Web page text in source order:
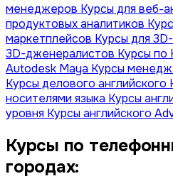
менеджеров Курсы для веб-
продуктовых аналитиков
маркетплейсов Курсы для
3D-дженералистов Курсы по
Autodesk Maya Курсы
Курсы делового английского
носителями языка Курсы
уровня Курсы английского
Курсы по телефонным продажам в
городах: